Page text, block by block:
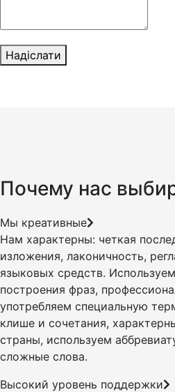
Надіслати
Почему нас
Мы креативные
Нам характерны: четкая
изложения, лаконичность,
языковых средств.
построения фраз,
употребляем специальную
клише и сочетания,
страны, используем
сложные слова.
Высокий уровень поддержки